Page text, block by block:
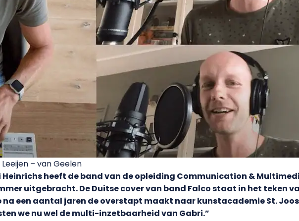
– van Geelen
Heinrichs heeft de band van de opleiding Communication &
uitgebracht. De Duitse cover van band Falco staat in het teken
een aantal jaren de overstapt maakt naar kunstacademie St.
we nu wel de multi-inzetbaarheid van Gabri.”